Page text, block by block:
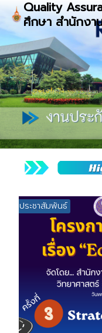
Skip
content
Quality
ศึกษา สำนักงา
Search
for:
ข่าวประชาสัมพันธ์